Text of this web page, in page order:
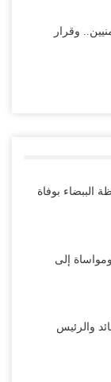
تستنفر و”درع
والإصلاح يصعّد
وقرار
الببضاء بوفاة
إلى
والرئيس